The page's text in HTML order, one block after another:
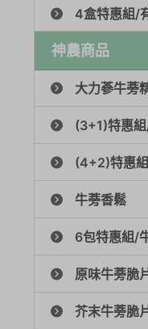
4盒特惠組/
神農商品
大力蔘牛蒡
(3+1)特惠
(4+2)特惠
牛蒡香鬆
6包特惠組/
原味牛蒡脆
芥末牛蒡脆